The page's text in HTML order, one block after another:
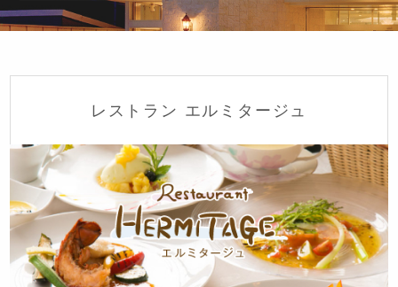
レストラン エルミタージュ